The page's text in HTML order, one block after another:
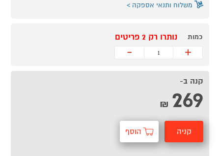
משלוח ותנאי אספקה
כמות נותרו רק 2 פריטים
+
-
קנה ב-
269
₪
קניה הוסף